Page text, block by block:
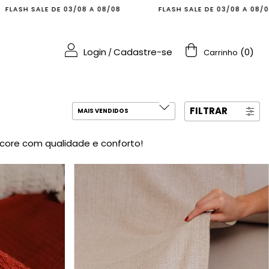
SALE DE 03/08 A 08/08 FLASH SALE DE 03/08 A 08/08
Login /Cadastre-se Carrinho (0)
FILTRAR
com qualidade e conforto!